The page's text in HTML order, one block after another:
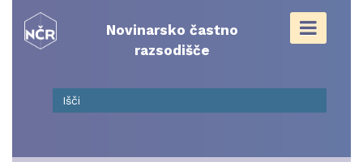
content
Novinarsko častno
razsodišče